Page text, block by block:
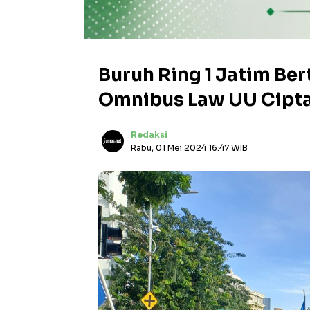
Buruh Ring 1 Jatim
Omnibus Law UU
Redaksi
Rabu, 01 Mei 2024 16:47 WIB